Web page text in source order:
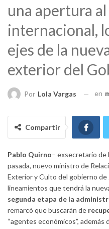
una apertura
internacional,
ejes de la
exterior del
Por Lola Vargas en
Compartir
Pablo Quirno– exsecretario de
pasada, nuevo ministro de
Exterior y Culto del gobierno de
lineamientos que tendrá la
segunda etapa de la
remarcó que buscarán de
“agentes económicos”, además